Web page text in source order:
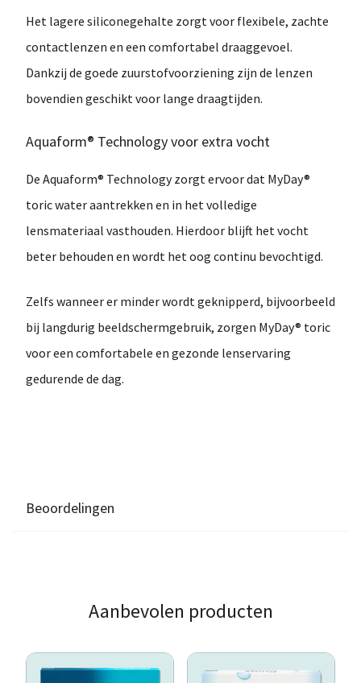
Het lagere siliconegehalte zorgt voor flexibele, zachte
contactlenzen en een comfortabel draaggevoel.
Dankzij de goede zuurstofvoorziening zijn de lenzen
bovendien geschikt voor lange draagtijden.
Aquaform® Technology voor extra vocht
De Aquaform® Technologyzorgt ervoor dat MyDay®
toricwater aantrekken en in het volledige
lensmateriaal vasthouden. Hierdoor blijft het vocht
beter behouden en wordt het oog continu bevochtigd.
Zelfs wanneer er minder wordt geknipperd, bijvoorbeeld
bij langdurig beeldschermgebruik, zorgen MyDay® toric
voor een comfortabele en gezonde lenservaring
gedurende de dag.
Beoordelingen
Aanbevolen producten